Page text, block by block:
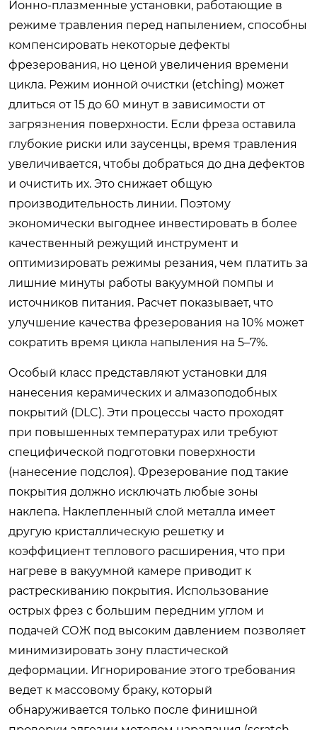
Ионно-плазменные установки, работающие в
режиме травления перед напылением, способны
компенсировать некоторые дефекты
фрезерования, но ценой увеличения времени
цикла. Режим ионной очистки (etching) может
длиться от 15 до 60 минут в зависимости от
загрязнения поверхности. Если фреза оставила
глубокие риски или заусенцы, время травления
увеличивается, чтобы добраться до дна дефектов
и очистить их. Это снижает общую
производительность линии. Поэтому
экономически выгоднее инвестировать в более
качественный режущий инструмент и
оптимизировать режимы резания, чем платить за
лишние минуты работы вакуумной помпы и
источников питания. Расчет показывает, что
улучшение качества фрезерования на 10% может
сократить время цикла напыления на 5–7%.
Особый класс представляют установки для
нанесения керамических и алмазоподобных
покрытий (DLC). Эти процессы часто проходят
при повышенных температурах или требуют
специфической подготовки поверхности
(нанесение подслоя). Фрезерование под такие
покрытия должно исключать любые зоны
наклепа. Наклепленный слой металла имеет
другую кристаллическую решетку и
коэффициент теплового расширения, что при
нагреве в вакуумной камере приводит к
растрескиванию покрытия. Использование
острых фрез с большим передним углом и
подачей СОЖ под высоким давлением позволяет
минимизировать зону пластической
деформации. Игнорирование этого требования
ведет к массовому браку, который
обнаруживается только после финишной